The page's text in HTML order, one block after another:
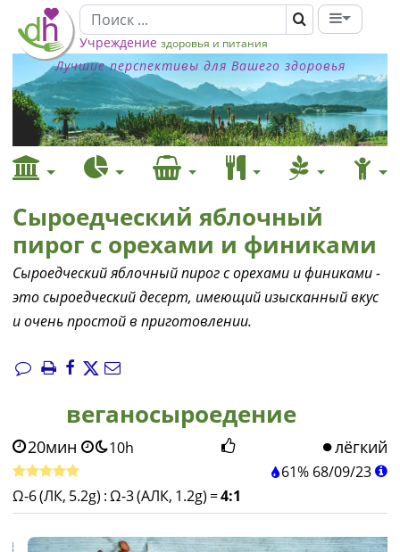
Учреждение здоровья и питания
Лучшие перспективы для Вашего здоровья
Сыроедческий яблочный
пирог с орехами и финиками
Сыроедческий яблочный пирог с орехами и финиками -
это сыроедческий десерт, имеющий изысканный вкус
и очень простой в приготовлении.
веганосыроедение
20мин 10h лёгкий
61% 68/09/23
Ω-6 (ЛК, 5.2g) :Ω-3 (АЛК, 1.2g) =4:1